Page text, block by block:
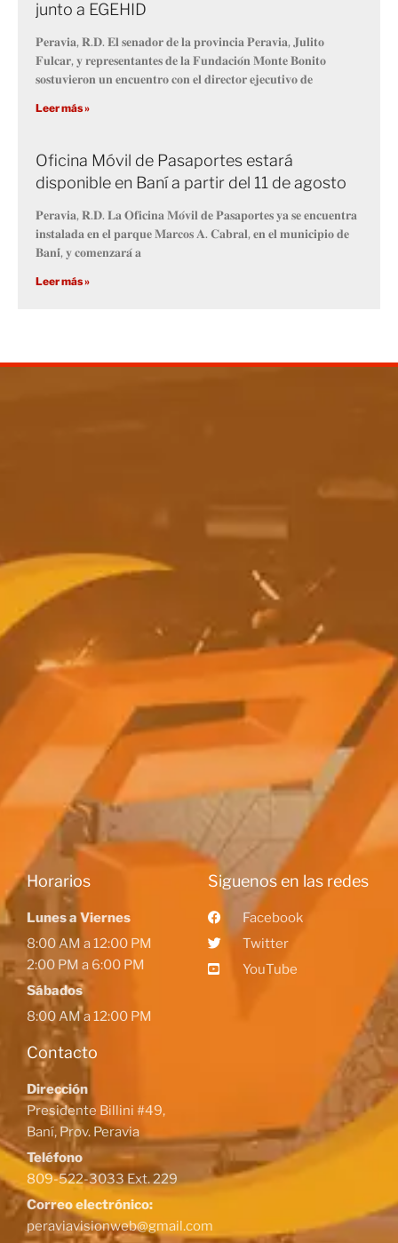
junto a EGEHID
𝐏𝐞𝐫𝐚𝐯𝐢𝐚, 𝐑.𝐃. 𝐄𝐥 𝐬𝐞𝐧𝐚𝐝𝐨𝐫 𝐝𝐞 𝐥𝐚 𝐩𝐫𝐨𝐯𝐢𝐧𝐜𝐢𝐚 𝐏𝐞𝐫𝐚𝐯𝐢𝐚, 𝐉𝐮𝐥𝐢𝐭𝐨
𝐅𝐮𝐥𝐜𝐚𝐫, 𝐲 𝐫𝐞𝐩𝐫𝐞𝐬𝐞𝐧𝐭𝐚𝐧𝐭𝐞𝐬 𝐝𝐞 𝐥𝐚 𝐅𝐮𝐧𝐝𝐚𝐜𝐢𝐨́𝐧 𝐌𝐨𝐧𝐭𝐞 𝐁𝐨𝐧𝐢𝐭𝐨
𝐬𝐨𝐬𝐭𝐮𝐯𝐢𝐞𝐫𝐨𝐧 𝐮𝐧 𝐞𝐧𝐜𝐮𝐞𝐧𝐭𝐫𝐨 𝐜𝐨𝐧 𝐞𝐥 𝐝𝐢𝐫𝐞𝐜𝐭𝐨𝐫 𝐞𝐣𝐞𝐜𝐮𝐭𝐢𝐯𝐨 𝐝𝐞
Leer más »
Oficina Móvil de Pasaportes estará
disponible en Baní a partir del 11 de agosto
𝐏𝐞𝐫𝐚𝐯𝐢𝐚, 𝐑.𝐃. 𝐋𝐚 𝐎𝐟𝐢𝐜𝐢𝐧𝐚 𝐌𝐨́𝐯𝐢𝐥 𝐝𝐞 𝐏𝐚𝐬𝐚𝐩𝐨𝐫𝐭𝐞𝐬 𝐲𝐚 𝐬𝐞 𝐞𝐧𝐜𝐮𝐞𝐧𝐭𝐫𝐚
𝐢𝐧𝐬𝐭𝐚𝐥𝐚𝐝𝐚 𝐞𝐧 𝐞𝐥 𝐩𝐚𝐫𝐪𝐮𝐞 𝐌𝐚𝐫𝐜𝐨𝐬 𝐀. 𝐂𝐚𝐛𝐫𝐚𝐥, 𝐞𝐧 𝐞𝐥 𝐦𝐮𝐧𝐢𝐜𝐢𝐩𝐢𝐨 𝐝𝐞
𝐁𝐚𝐧𝐢́, 𝐲 𝐜𝐨𝐦𝐞𝐧𝐳𝐚𝐫𝐚́ 𝐚
Leer más »
Horarios
Lunes a Viernes
8:00 AM a 12:00 PM
2:00 PM a 6:00 PM
Sábados
8:00 AM a 12:00 PM
Contacto
Dirección
Presidente Billini #49,
Baní, Prov. Peravia
Teléfono
809-522-3033 Ext. 229
Correo electrónico:
peraviavisionweb@gmail.com
Siguenos en las redes
Facebook
Twitter
YouTube